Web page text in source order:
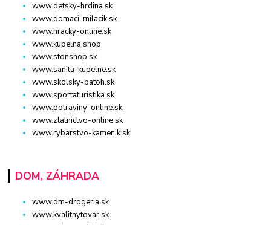
www.detsky-hrdina.sk
www.domaci-milacik.sk
www.hracky-online.sk
www.kupelna.shop
www.stonshop.sk
www.sanita-kupelne.sk
www.skolsky-batoh.sk
www.sportaturistika.sk
www.potraviny-online.sk
www.zlatnictvo-online.sk
www.rybarstvo-kamenik.sk
DOM, ZÁHRADA
www.dm-drogeria.sk
www.kvalitnytovar.sk